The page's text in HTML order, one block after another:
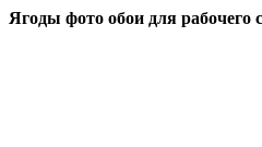
Ягоды фото обои для рабочего